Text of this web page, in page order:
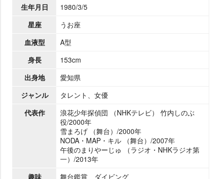
生年月日
1980/3/5
星座
うお座
血液型
A型
身長
153cm
出身地
愛知県
ジャンル
タレント、女優
代表作
浪花少年探偵団 （NHKテレビ） 竹内しのぶ
役/2000年
雪まろげ （舞台）/2000年
NODA・MAP・キル （舞台）/2007年
午後のまりやーじゅ （ラジオ・NHKラジオ第
一）/2013年
趣味
舞台鑑賞 ダイビング